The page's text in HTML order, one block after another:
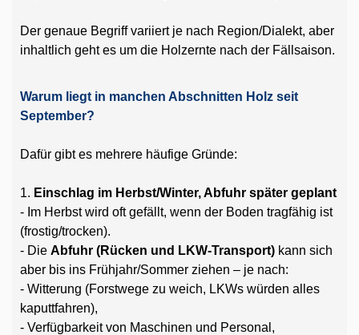
Der genaue Begriff variiert je nach Region/Dialekt, aber
inhaltlich geht es um die Holzernte nach der Fällsaison.
Warum liegt in manchen Abschnitten Holz seit
September?
Dafür gibt es mehrere häufige Gründe:
1. Einschlag im Herbst/Winter, Abfuhr später geplant
- Im Herbst wird oft gefällt, wenn der Boden tragfähig ist
(frostig/trocken).
- Die Abfuhr (Rücken und LKW-Transport) kann sich
aber bis ins Frühjahr/Sommer ziehen – je nach:
- Witterung (Forstwege zu weich, LKWs würden alles
kaputtfahren),
- Verfügbarkeit von Maschinen und Personal,